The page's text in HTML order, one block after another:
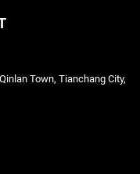
Town, Tianchang City,